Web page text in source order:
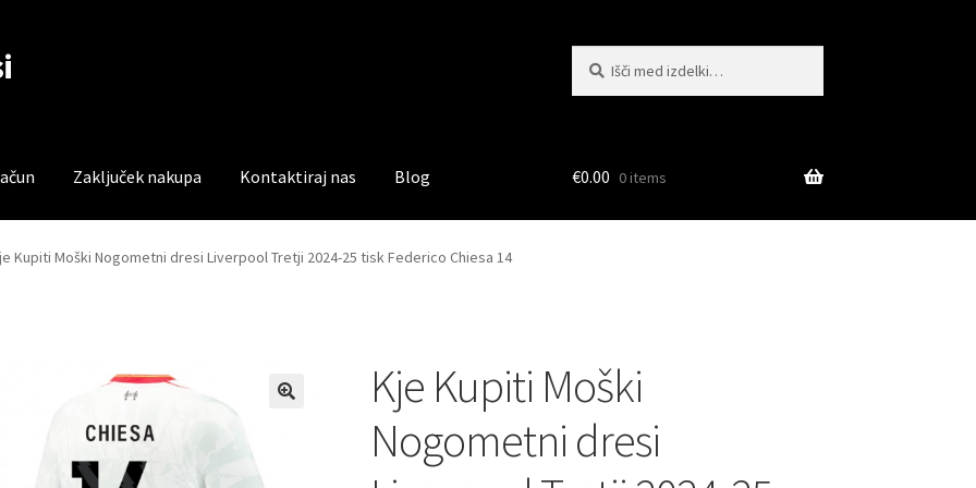
Zaključek nakupa Kontaktiraj nas Blog
Trgovina Zaključek nakupa
€0.00 0 items
Kupiti Moški Nogometni dresi Liverpool Tretji 2024-25 tisk Federico Chiesa 14
Kje Kupiti Moški
Nogometni dresi